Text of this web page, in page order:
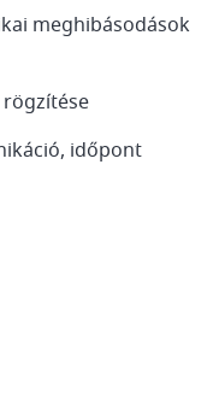
meghibásodások
időpont